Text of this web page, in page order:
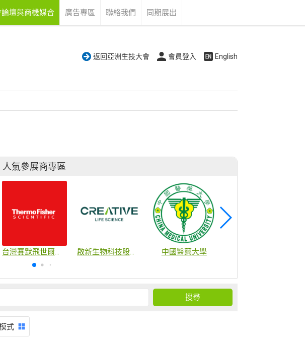
論壇與商機媒合 廣告專區 聯絡我們 同期展出
返回亞洲生技大會 會員登入 English
人氣參展商專區
台灣賽默飛世爾科技股份有限公司 啟新生物科技股份有限公司 中國醫藥大學
式